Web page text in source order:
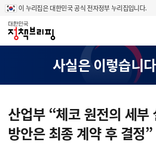
이 누리집은 대한민국 공식 전자정부 누리집입니다.
홈
사실은 이렇습니다
츠
영
산업부 “체코 원전의 세부
방안은 최종 계약 후 결정”